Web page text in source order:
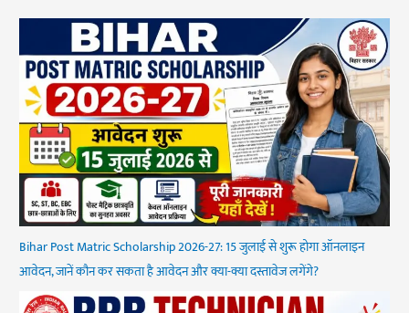
Bihar Post Matric Scholarship 2026-27: 15 जुलाई से शुरू होगा ऑनलाइन
आवेदन, जानें कौन कर सकता है आवेदन और क्या-क्या दस्तावेज लगेंगे?